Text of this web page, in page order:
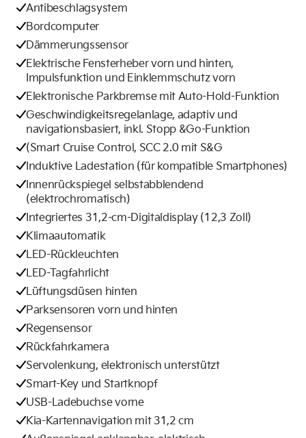
Antibeschlagsystem
Bordcomputer
Dämmerungssensor
Elektrische Fensterheber vorn und hinten,
Impulsfunktion und Einklemmschutz vorn
Elektronische Parkbremse mit Auto-Hold-Funktion
Geschwindigkeitsregelanlage, adaptiv und
navigationsbasiert, inkl. Stopp &Go-Funktion
(Smart Cruise Control, SCC 2.0 mit S&G
Induktive Ladestation (für kompatible Smartphones)
Innenrückspiegel selbstabblendend
(elektrochromatisch)
Integriertes 31,2-cm-Digitaldisplay (12,3 Zoll)
Klimaautomatik
LED-Rückleuchten
LED-Tagfahrlicht
Lüftungsdüsen hinten
Parksensoren vorn und hinten
Regensensor
Rückfahrkamera
Servolenkung, elektronisch unterstützt
Smart-Key und Startknopf
USB-Ladebuchse vorne
Kia-Kartennavigation mit 31,2 cm